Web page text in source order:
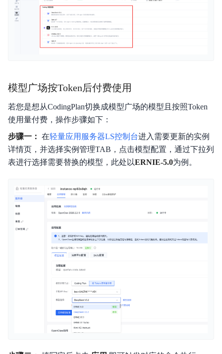
模型广场按Token后付费使用
若您是想从CodingPlan切换成模型广场的模型且按照Token
使用量付费，操作步骤如下：
步骤一： 在轻量应用服务器LS控制台进入需要更新的实例
详情页，并选择实例管理TAB，点击模型配置，通过下拉列
表进行选择需要替换的模型，此处以ERNIE-5.0为例。